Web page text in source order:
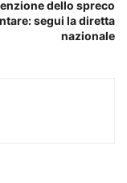
dello spreco
segui la diretta
nazionale